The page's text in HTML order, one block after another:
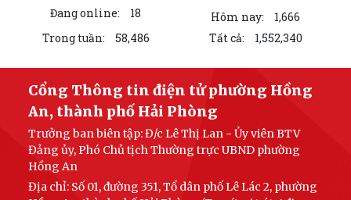
Đảng bộ phường Hồng An học tập Nghị quyết Trung ương 3 khóa XIV.
TRUNG ƯƠNG BAN HÀNH QUY ĐỊNH MỚI VỀ 19 ĐIỀU ĐẢNG VIÊN
KHÔNG ĐƯỢC LÀM
ĐẢNG UỶ - HĐND - UBND- UBMTTQ VN PHƯỜNG HỒNG AN THĂM VÀ
CHÚC MỪNG LIÊN ĐOÀN LAO ĐỘNG THÀNH PHỐ NHÂN...